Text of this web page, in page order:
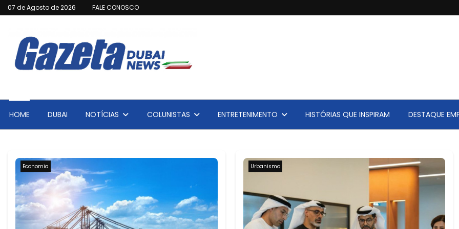
07 de Agosto de 2026 FALE CONOSCO
HOME DUBAI NOTÍCIAS COLUNISTAS ENTRETENIMENTO HISTÓRIAS QUE INSPIRAM DESTAQUE
Economia Urbanismo